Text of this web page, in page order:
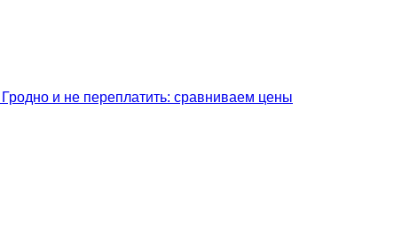
и не переплатить: сравниваем цены